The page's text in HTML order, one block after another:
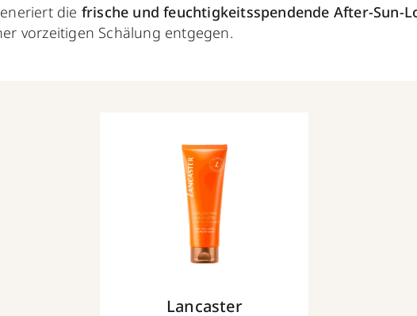
die frische und feuchtigkeitsspendende After-Sun-
vorzeitigen Schälung entgegen.
Lancaster